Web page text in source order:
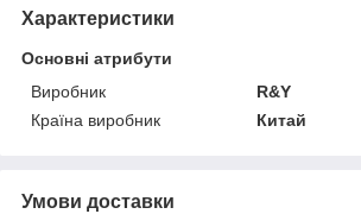
Характеристики
Основні атрибути
Виробник
R&Y
Країна виробник
Китай
Умови доставки